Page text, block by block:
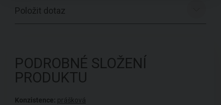
Položit dotaz
PODROBNÉ SLOŽENÍ
PRODUKTU
Konzistence: prášková